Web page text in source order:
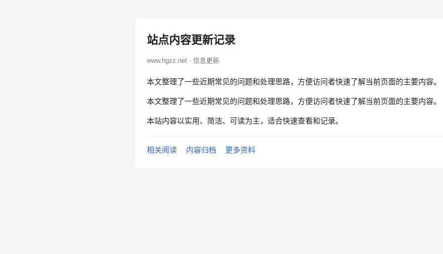
站点内容更新记录
www.hgzz.net · 信息更新
本文整理了一些近期常见的问题和处理思路，方便访问者快速了解当前页面的主要内容。
本文整理了一些近期常见的问题和处理思路，方便访问者快速了解当前页面的主要内容。
本站内容以实用、简洁、可读为主，适合快速查看和记录。
相关阅读 内容归档 更多资料